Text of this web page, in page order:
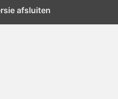
afsluiten